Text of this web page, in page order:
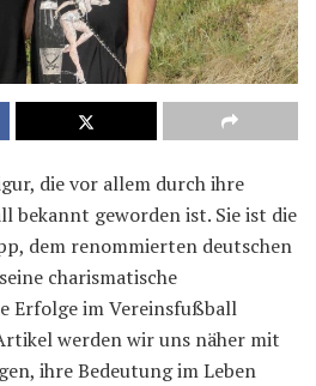
die vor allem durch ihre
bekannt geworden ist. Sie ist die
dem renommierten deutschen
charismatische
Erfolge im Vereinsfußball
werden wir uns näher mit
ihre Bedeutung im Leben